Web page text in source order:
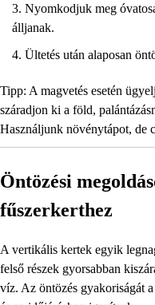
Nyomkodjuk meg
álljanak.
Ültetés után alaposan
Tipp: A magvetés esetén
száradjon ki a föld,
Használjunk növénytápot, de
Öntözési
fűszerkerthez
A vertikális kertek egyik
felső részek gyorsabban
víz. Az öntözés gyakoriságát